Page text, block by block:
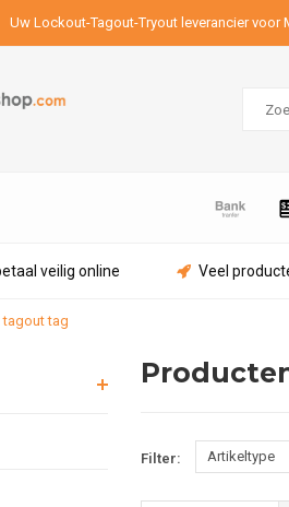
Uw Lockout-Tagout-Tryout leverancier voor
veilig online Veel
tag
Filter: Artikeltype